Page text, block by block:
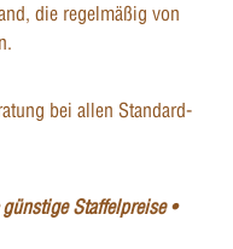
die regelmäßig von
bei allen Standard-
Staffelpreise •